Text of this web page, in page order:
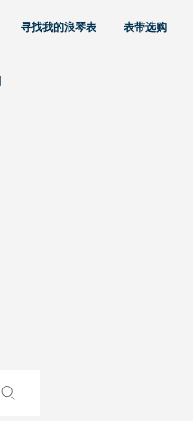
寻找我的浪琴表 表带选购